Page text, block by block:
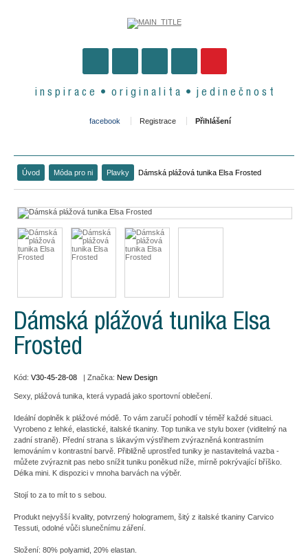
i n s p i r a c e • o r i g i n a l i t a • j e d i n e č n o s t
facebook Registrace Přihlášení
Úvod Móda pro ni Plavky Dámská plážová tunika Elsa Frosted
Dámská plážová tunika Elsa
Frosted
Kód: V30-45-28-08 | Značka: New Design
Sexy, plážová tunika, která vypadá jako sportovní oblečení.
Ideální doplněk k plážové módě. To vám zaručí pohodlí v téměř každé situaci.
Vyrobeno z lehké, elastické, italské tkaniny. Top tunika ve stylu boxer (viditelný na
zadní straně). Přední strana s lákavým výstřihem zvýrazněná kontrastním
lemováním v kontrastní barvě. Přibližně uprostřed tuniky je nastavitelná vazba -
můžete zvýraznit pas nebo snížit tuniku poněkud níže, mírně pokrývající bříško.
Délka mini. K dispozici v mnoha barvách na výběr.
Stojí to za to mít to s sebou.
Produkt nejvyšší kvality, potvrzený hologramem, šitý z italské tkaniny Carvico
Tessuti, odolné vůči slunečnímu záření.
Složení: 80% polyamid, 20% elastan.